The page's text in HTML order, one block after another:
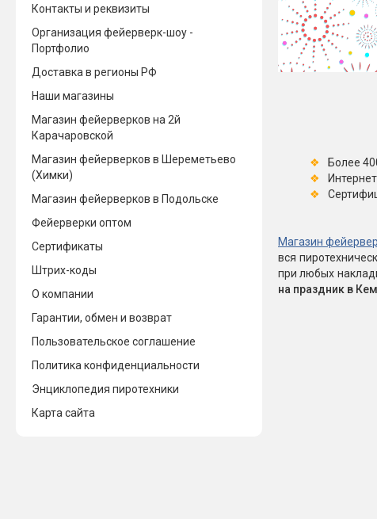
Новинки 2025/26
Фейерверки на свадьбу
Цветной дым
Хлопушки
Батареи салютов
Большие фейерверки
Супер-фейерверки
Петарды
Терочные
Фитильные
Бабочки,
Жуки
Цветной
Факелы
Контакты и реквизиты
Организация фейерверк-шоу -
Портфолио
Доставка в регионы РФ
Наши магазины
Магазин фейерверков на 2й
Карачаровской
Магазин фейерверков в Шереметьево
(Химки)
Магазин фейерверков в Подольске
Фейерверки оптом
Сертификаты
Штрих-коды
О компании
Гарантии, обмен и возврат
Пользовательское соглашение
Политика конфиденциальности
Энциклопедия пиротехники
Карта сайта
Более
Магазин
вся
при любых
на праздник в